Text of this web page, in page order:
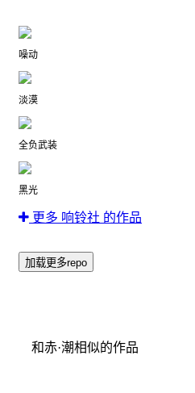
噪动
淡漠
全负武装
黑光
更多 响铃社 的作品
加载更多repo
和赤·潮相似的作品